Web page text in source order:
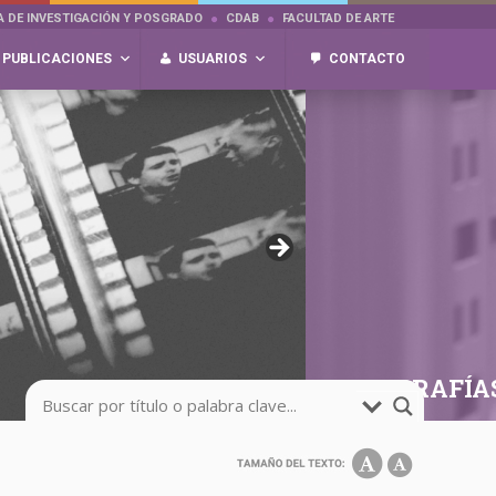
DE INVESTIGACIÓN Y POSGRADO CDAB FACULTAD DE ARTE
PUBLICACIONES USUARIOS CONTACTO